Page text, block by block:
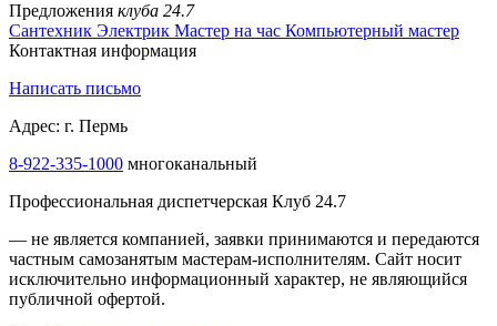
Предложения клуба 24.7
Сантехник Электрик Мастер на час Компьютерный мастер
Контактная информация
Написать письмо
Адрес: г. Пермь
8-922-335-1000 многоканальный
Профессиональная диспетчерская Клуб 24.7
— не является компанией, заявки принимаются и передаются
частным самозанятым мастерам‑исполнителям. Сайт носит
исключительно информационный характер, не являющийся
публичной офертой.